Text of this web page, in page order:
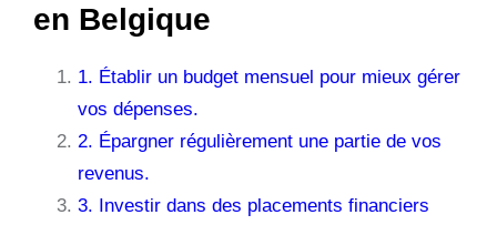
en Belgique
1. Établir un budget mensuel pour mieux gérer
vos dépenses.
2. Épargner régulièrement une partie de vos
revenus.
3. Investir dans des placements financiers